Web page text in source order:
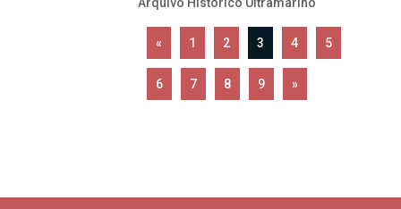
« 1 2 3 4 5
6 7 8 9 »